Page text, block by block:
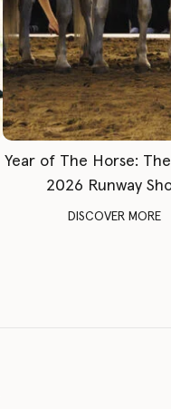
Year of The Horse:
2026 Runway
DISCOVER MORE